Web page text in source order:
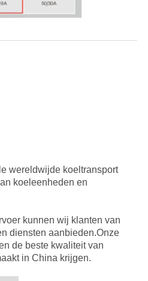
wereldwijde koeltransport
koeleenheden en
kunnen wij klanten van
diensten aanbieden.Onze
de beste kwaliteit van
in China krijgen.